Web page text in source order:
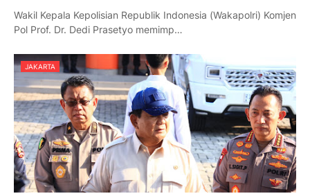
Wakil Kepala Kepolisian Republik Indonesia (Wakapolri) Komjen
Pol Prof. Dr. Dedi Prasetyo memimp…
JAKARTA